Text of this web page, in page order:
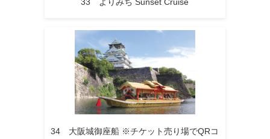
34 大阪城御座船 ※チケット売り場でQRコ